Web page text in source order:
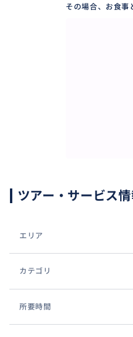
その場合、お食事
ツアー・サービス
エリア
カテゴリ
所要時間